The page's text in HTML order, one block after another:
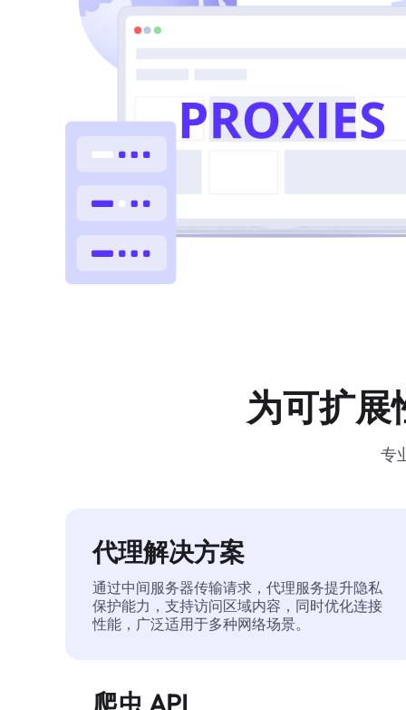
为可扩展
专
代理解决方案
通过中间服务器传输请求，代理服务提升隐私
保护能力，支持访问区域内容，同时优化连接
性能，广泛适用于多种网络场景。
爬虫 API